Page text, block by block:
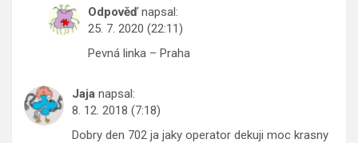
Odpověď napsal:
25. 7. 2020 (22:11)
Pevná linka – Praha
Jaja napsal:
8. 12. 2018 (7:18)
Dobry den 702 ja jaky operator dekuji moc krasny